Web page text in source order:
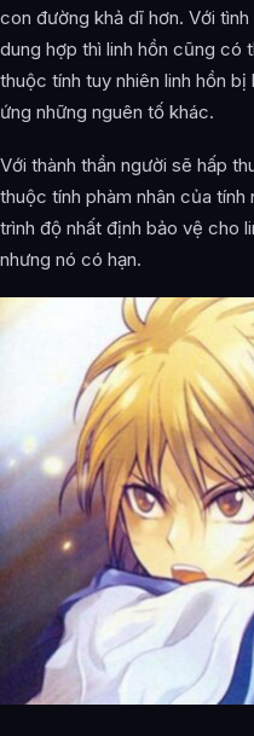
con đường khả dĩ hơn. Với
dung hợp thì linh hồn cũng
thuộc tính tuy nhiên linh hồn
ứng những nguên tố khác.
Với thành thần người sẽ hấp
thuộc tính phàm nhân của
trình độ nhất định bảo vệ cho
nhưng nó có hạn.